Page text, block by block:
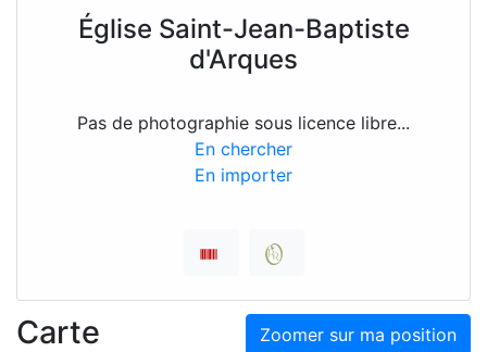
Église Saint-Jean-Baptiste
d'Arques
Pas de photographie sous licence libre...
En chercher
En importer
Zoomer sur ma position
Carte